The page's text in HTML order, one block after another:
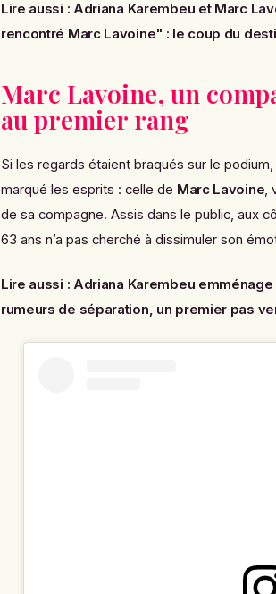
Lire aussi : Adriana Karembeu et Marc
rencontré Marc Lavoine" : le coup du
Marc Lavoine, un
au premier rang
Si les regards étaient braqués sur le
marqué les esprits : celle de Marc Lavoine,
de sa compagne. Assis dans le public, aux
63 ans n’a pas cherché à dissimuler son
Lire aussi : Adriana Karembeu
rumeurs de séparation, un premier pas